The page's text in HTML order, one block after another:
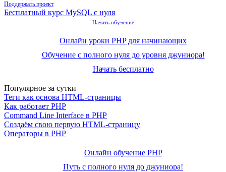
Поддержать проект
Бесплатный курс MySQL с нуля
Начать обучение
Онлайн уроки PHP для начинающих
Обучение с полного нуля до уровня джуниора!
Начать бесплатно
Популярное за сутки
Теги как основа HTML-страницы
Как работает PHP
Command Line Interface в PHP
Создаём свою первую HTML-страницу
Операторы в PHP
Онлайн обучение PHP
Путь с полного нуля до джуниора!